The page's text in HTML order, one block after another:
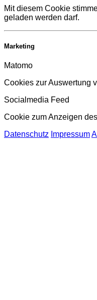
Mit diesem Cookie
geladen werden darf.
Marketing
Matomo
Cookies zur Auswertung
Socialmedia Feed
Cookie zum Anzeigen
Datenschutz Impressum